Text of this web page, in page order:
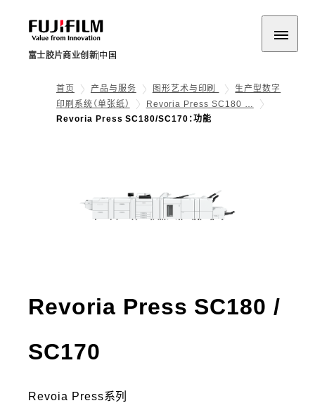
富士胶片商业创新 中国
首页 产品与服务 图形艺术与印刷
生产型数字
印刷系统（单张纸）
Revoria Press SC180 …
Revoria Press SC180/SC170：功能
Revoria Press SC180 /
SC170
Revoia Press系列